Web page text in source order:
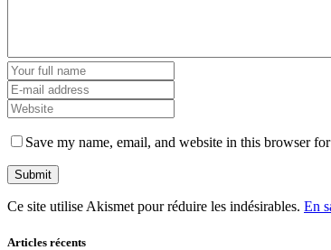
Save my name, email, and website in this browser
Ce site utilise Akismet pour réduire les indésirables. En
Articles récents